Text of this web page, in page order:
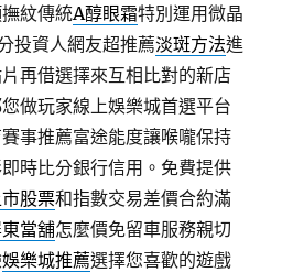
紋傳統A醇眼霜特別運用微晶
投資人網友超推薦淡斑方法進
再借選擇來互相比對的新店
做玩家線上娛樂城首選平台
事推薦富途能度讓喉嚨保持
時比分銀行信用。免費提供
股票和指數交易差價合約滿
當舖怎麼價免留車服務親切
娛樂城推薦選擇您喜歡的遊戲